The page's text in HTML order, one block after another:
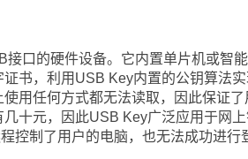
接口的硬件设备。它内置单片机或智
书，利用USB Key内置的公钥算法
用任何方式都无法读取，因此保证
十元，因此USB Key广泛应用于网
控制了用户的电脑，也无法成功进行